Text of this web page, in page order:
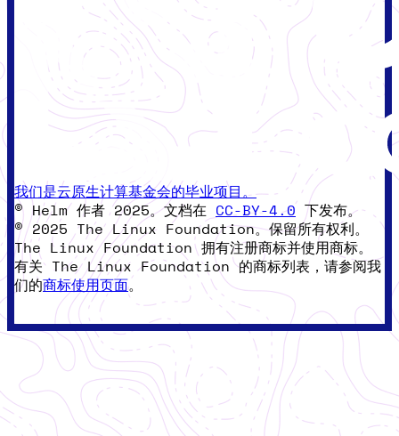
我们是云原生计算基金会的毕业项目。
© Helm 作者 2025。文档在 CC-BY-4.0 下发布。
© 2025 The Linux Foundation。保留所有权利。
The Linux Foundation 拥有注册商标并使用商标。
有关 The Linux Foundation 的商标列表，请参阅我
们的商标使用页面。